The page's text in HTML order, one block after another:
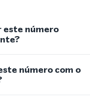
este número
número com o